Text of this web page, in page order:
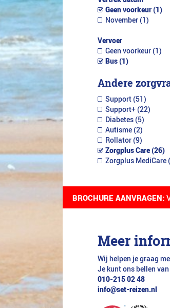
Geen voorkeur (1)
November (1)
Vervoer
Geen voorkeur (1)
Bus (1)
Andere
Support (51)
Support+ (22)
Diabetes (5)
Autisme (2)
Rollator (9)
Zorgplus Care (26)
Zorgplus MediCare
BROCHURE AANVRAGEN:
Meer
Wij helpen je graag
Je kunt ons bellen
010-215 02 48
info@set-reizen.nl